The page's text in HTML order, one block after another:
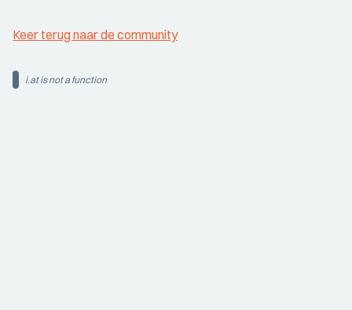
Keer terug naar de community
i.at is not a function